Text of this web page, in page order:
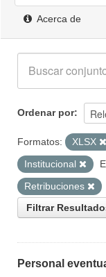
Acerca de
Ordenar por
Formatos: XLSX
Institucional
Retribuciones
Filtrar
Personal